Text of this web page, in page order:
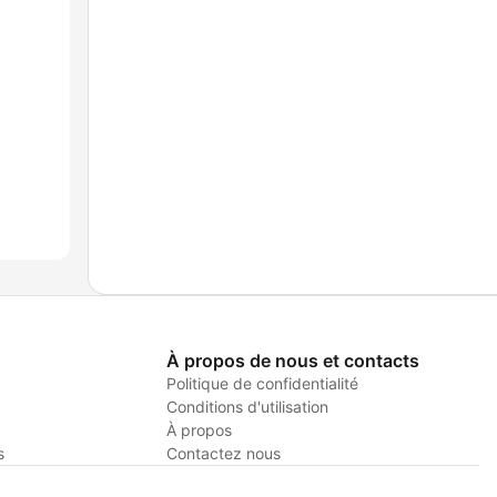
À propos de nous et contacts
Politique de confidentialité
Conditions d'utilisation
À propos
Contactez nous